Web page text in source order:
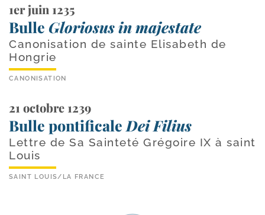
1er juin 1235
Bulle Gloriosus in majestate
Canonisation de sainte Elisabeth de
Hongrie
CANONISATION
21 octobre 1239
Bulle pontificale Dei Filius
Lettre de Sa Sainteté Grégoire IX à saint
Louis
SAINT LOUIS/ LA FRANCE